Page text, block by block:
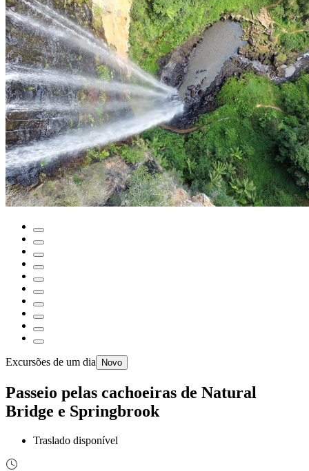
Excursões de um dia Novo
Passeio pelas cachoeiras de Natural
Bridge e Springbrook
Traslado disponível